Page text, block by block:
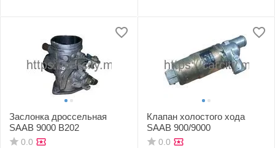
Заслонка дроссельная
SAAB 9000 B202
0.0
Клапан холостого хода
SAAB 900/9000
0.0